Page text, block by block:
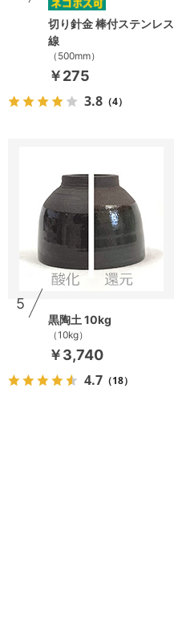
切り針金 棒付ステンレス
線
（500mm）
￥275
3.8 （4）
5
黒陶土 10kg
（10kg）
￥3,740
4.7 （18）